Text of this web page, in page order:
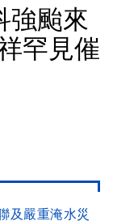
強颱來
罕見催
及嚴重淹水災